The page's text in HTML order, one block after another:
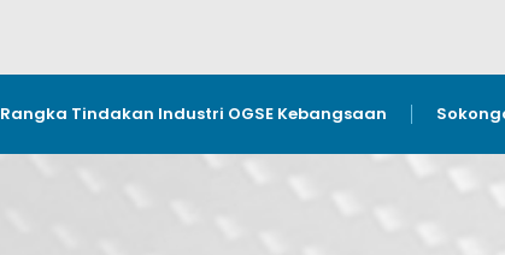
Rangka Tindakan Industri OGSE Kebangsaan